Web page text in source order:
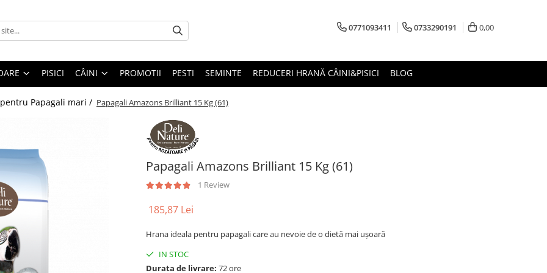
0771093411 0733290191 0,00
PISICI CÂINI PROMOTII PESTI SEMINTE REDUCERI HRANĂ CÂINI&PISICI BLOG
Papagali mari / Papagali Amazons Brilliant 15 Kg (61)
Papagali Amazons Brilliant 15 Kg (61)
1 Review
185,87 Lei
Hrana ideala pentru papagali care au nevoie de o dietă mai ușoară
IN STOC
Durata de livrare: 72 ore